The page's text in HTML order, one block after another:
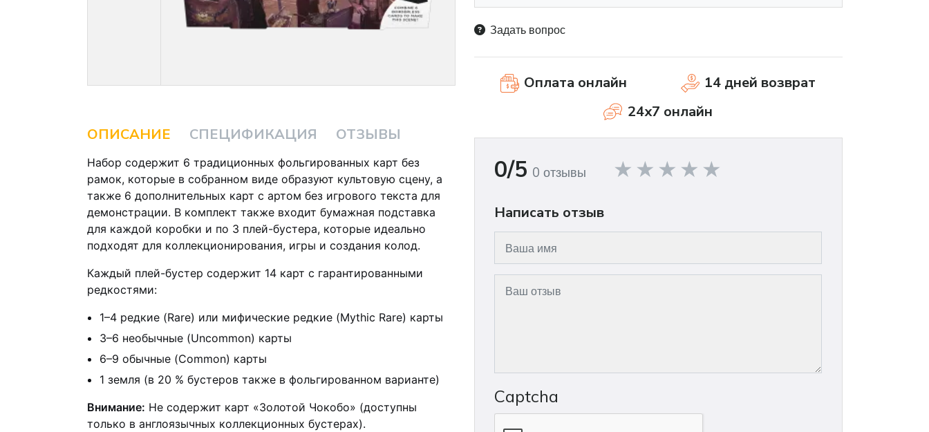
ОПИСАНИЕ СПЕЦИФИКАЦИЯ ОТЗЫВЫ
Набор содержит 6 традиционных фольгированных карт без
рамок, которые в собранном виде образуют культовую сцену, а
также 6 дополнительных карт с артом без игрового текста для
демонстрации. В комплект также входит бумажная подставка
для каждой коробки и по 3 плей-бустера, которые идеально
подходят для коллекционирования, игры и создания колод.
Каждый плей-бустер содержит 14 карт с гарантированными
редкостями:
1–4 редкие (Rare) или мифические редкие (Mythic Rare) карты
3–6 необычные (Uncommon) карты
6–9 обычные (Common) карты
1 земля (в 20 % бустеров также в фольгированном варианте)
Внимание: Не содержит карт «Золотой Чокобо» (доступны
только в англоязычных коллекционных бустерах).
Задать вопрос
Оплата онлайн
14 дней возврат
24x7 онлайн
0/5 0 отзывы
Написать отзыв
Captcha